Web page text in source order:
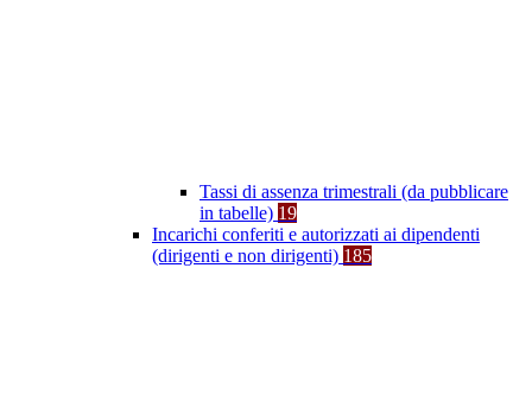
Tassi di assenza trimestrali (da pubblicare
in tabelle) 19
Incarichi conferiti e autorizzati ai dipendenti
(dirigenti e non dirigenti) 185